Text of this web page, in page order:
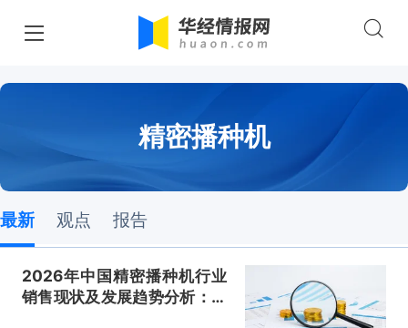
精密播种机
最新 观点 报告
2026年中国精密播种机行业
销售现状及发展趋势分析：驱